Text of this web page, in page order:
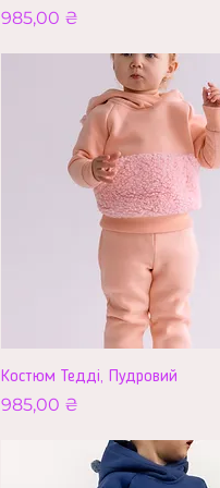
Ціна
985,00 ₴
Костюм Тедді, Пудровий
Ціна
985,00 ₴